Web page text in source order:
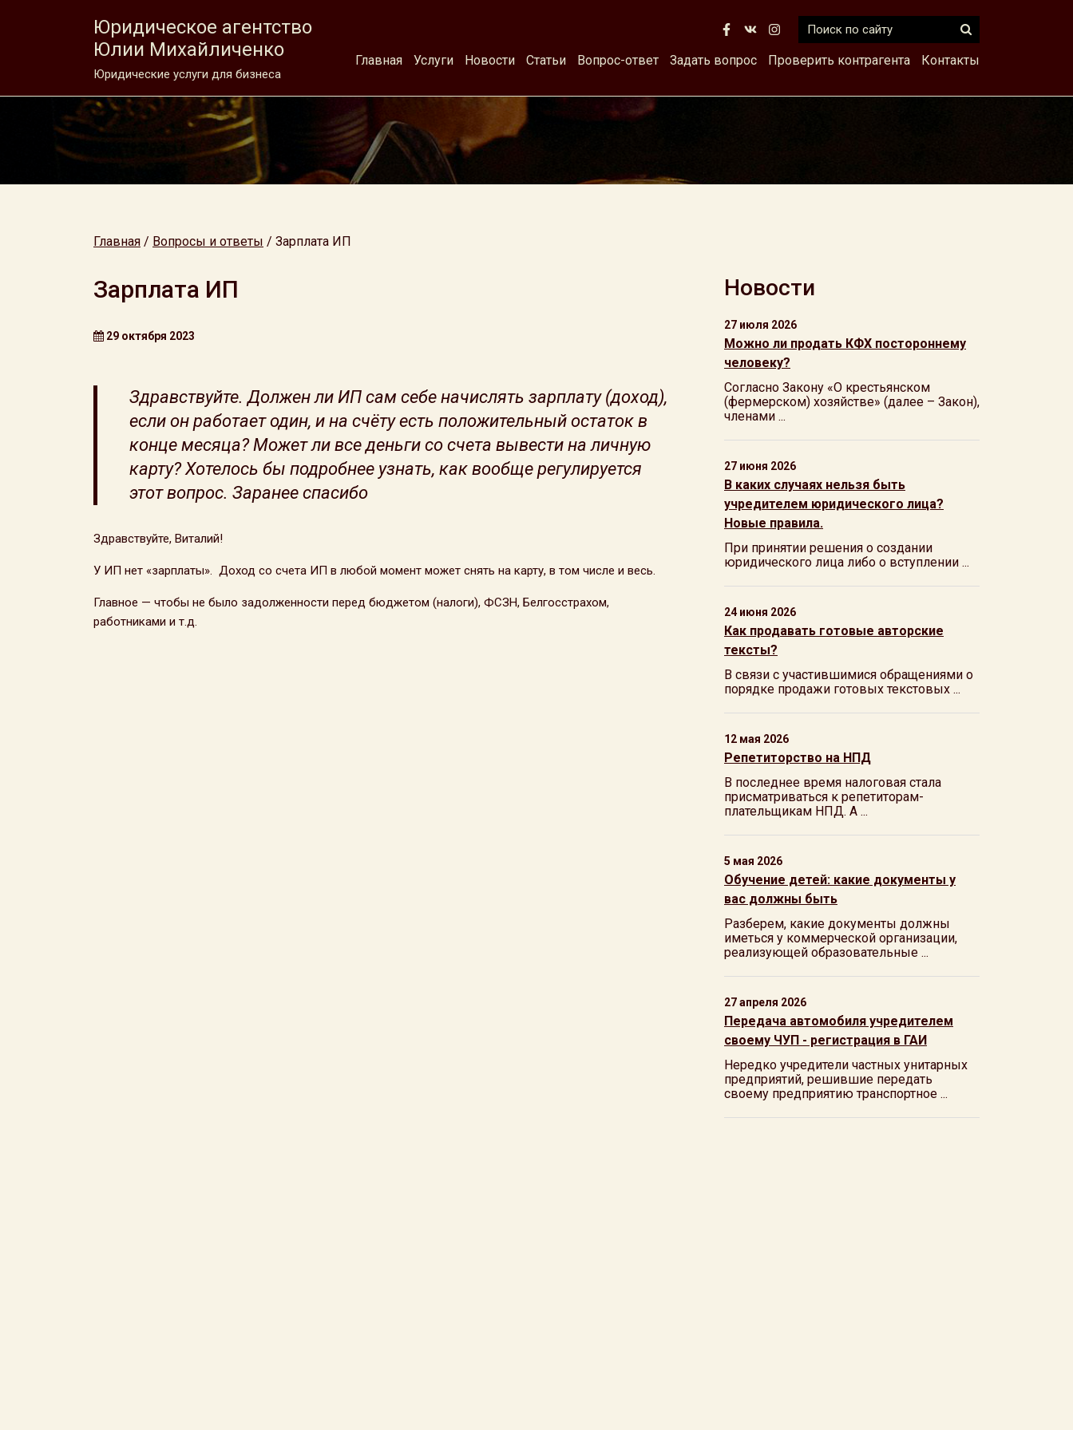
Юридическое агентство
Юлии Михайличенко
Юридические услуги для бизнеса
Главная Услуги Новости Статьи Вопрос-ответ Задать вопрос Проверить контрагента Контакты
Главная / Вопросы и ответы / Зарплата ИП
Зарплата ИП
29 октября 2023
Здравствуйте. Должен ли ИП сам себе начислять зарплату (доход),
если он работает один, и на счёту есть положительный остаток в
конце месяца? Может ли все деньги со счета вывести на личную
карту? Хотелось бы подробнее узнать, как вообще регулируется
этот вопрос. Заранее спасибо
Здравствуйте, Виталий!
У ИП нет «зарплаты». Доход со счета ИП в любой момент может снять на карту, в том числе и весь.
Главное — чтобы не было задолженности перед бюджетом (налоги), ФСЗН, Белгосстрахом,
работниками и т.д.
Новости
27 июля 2026
Можно ли продать КФХ постороннему
человеку?
Согласно Закону «О крестьянском
(фермерском) хозяйстве» (далее – Закон),
членами ...
27 июня 2026
В каких случаях нельзя быть
учредителем юридического лица?
Новые правила.
При принятии решения о создании
юридического лица либо о вступлении ...
24 июня 2026
Как продавать готовые авторские
тексты?
В связи с участившимися обращениями о
порядке продажи готовых текстовых ...
12 мая 2026
Репетиторство на НПД
В последнее время налоговая стала
присматриваться к репетиторам-
плательщикам НПД. А ...
5 мая 2026
Обучение детей: какие документы у
вас должны быть
Разберем, какие документы должны
иметься у коммерческой организации,
реализующей образовательные ...
27 апреля 2026
Передача автомобиля учредителем
своему ЧУП - регистрация в ГАИ
Нередко учредители частных унитарных
предприятий, решившие передать
своему предприятию транспортное ...